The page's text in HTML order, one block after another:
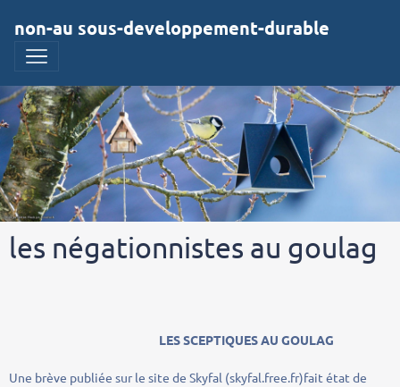
non-au sous-developpement-durable
les négationnistes au goulag
LES SCEPTIQUES AU GOULAG
Une brève publiée sur le site de Skyfal (skyfal.free.fr)fait état de